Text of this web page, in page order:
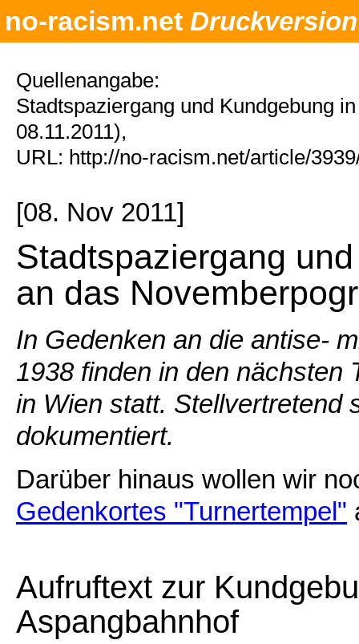
no-racism.net Druckversion
Quellenangabe:
Stadtspaziergang und Kundgebung
08.11.2011),
URL: http://no-racism.net/article/
[08. Nov 2011]
Stadtspaziergang
an das
In Gedenken an die antise-
1938 finden in den nächsten
in Wien statt. Stellvertretend
dokumentiert.
Darüber hinaus wollen wir
Gedenkortes "Turnertempel"
Aufruftext zur
Aspangbahnhof